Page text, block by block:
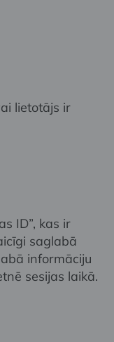
lietotājs ir
ID”, kas ir
saglabā
informāciju
sesijas laikā.